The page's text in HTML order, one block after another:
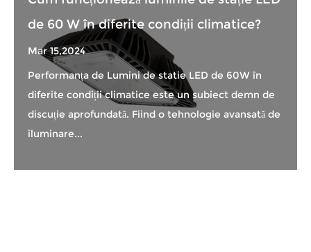
de 60 W în diferite condiții climatice?
Mar 15,2024
Performanța de Lumini de statie LED de 60W în
diferite condiții climatice este un subiect demn de
discuție aprofundată. Fiind o tehnologie avansată de
iluminare...